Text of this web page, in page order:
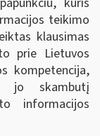
teikimo
klausimas
prie Lietuvos
kompetencija,
jo skambutį
informacijos